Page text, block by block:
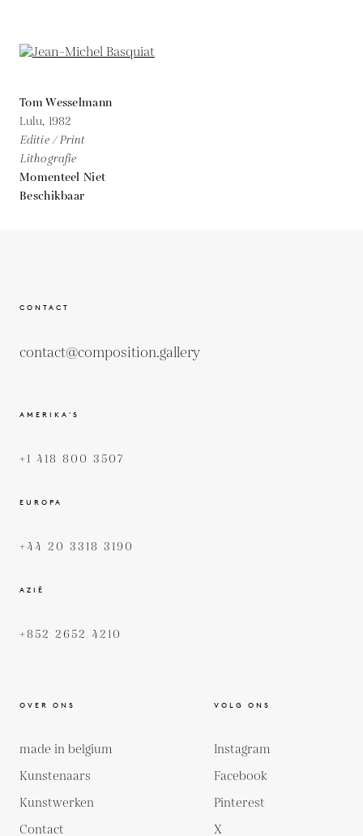
Tom Wesselmann
Lulu, 1982
Editie / Print
Lithografie
Momenteel Niet
Beschikbaar
CONTACT
contact@composition.gallery
AMERIKA’S
+1 418 800 3507
EUROPA
+44 20 3318 3190
AZIË
+852 2652 4210
OVER ONS
made in belgium
Kunstenaars
Kunstwerken
Contact
VOLG ONS
Instagram
Facebook
Pinterest
X